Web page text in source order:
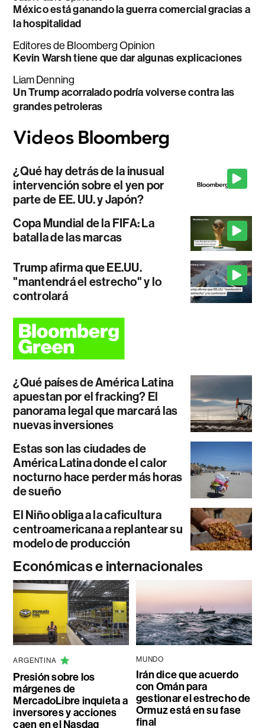
México está ganando la guerra comercial gracias a
la hospitalidad
Editores de Bloomberg Opinion
Kevin Warsh tiene que dar algunas explicaciones
Liam Denning
Un Trump acorralado podría volverse contra las
grandes petroleras
¿Qué hay detrás de la inusual
intervención sobre el yen por
parte de EE. UU. y Japón?
Copa Mundial de la FIFA: La
batalla de las marcas
Trump afirma que EE.UU.
"mantendrá el estrecho" y lo
controlará
¿Qué países de América Latina
apuestan por el fracking? El
panorama legal que marcará las
nuevas inversiones
Estas son las ciudades de
América Latina donde el calor
nocturno hace perder más horas
de sueño
El Niño obliga a la caficultura
centroamericana a replantear su
modelo de producción
Económicas e internacionales
ARGENTINA
Presión sobre los
márgenes de
MercadoLibre inquieta a
inversores y acciones
caen en el Nasdaq
MUNDO
Irán dice que acuerdo
con Omán para
gestionar el estrecho de
Ormuz está en su fase
final